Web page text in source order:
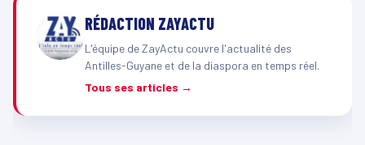
RÉDACTION ZAYACTU
L'équipe de ZayActu couvre l'actualité des
Antilles-Guyane et de la diaspora en temps réel.
Tous ses articles →